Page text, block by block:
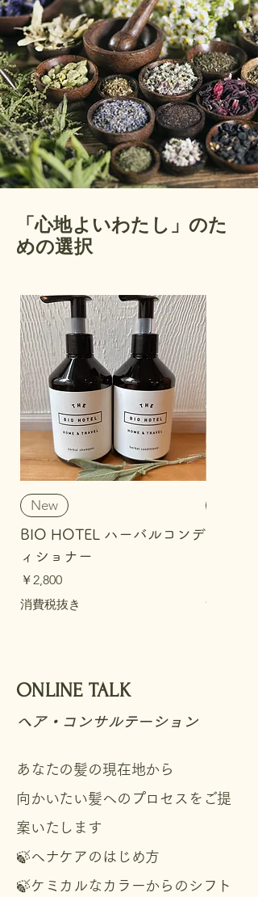
​「心地よいわたし」のた
めの選択
New
BIO HOTEL ハーバルコンデ
ィショナー
価格
￥2,800
消費税抜き
消費税抜き
​ONLINE TALK
ヘア・コンサルテーション
あなたの髪の現在地から
向かいたい髪へのプロセスをご提
案いたします
​🍃ヘナケアのはじめ方
🍃ケミカルなカラーからのシフト